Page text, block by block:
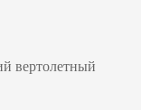
вертолетный